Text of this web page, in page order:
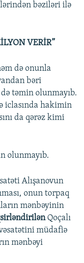
bəziləri ilə
VERİR”
də onunla
bəri
təmin olunmayıb.
iclasında hakimin
da qərəz kimi
olunmayıb.
Alışanovun
onun torpaq
mənbəyinin
Qoçalı
müdafiə
mənbəyi